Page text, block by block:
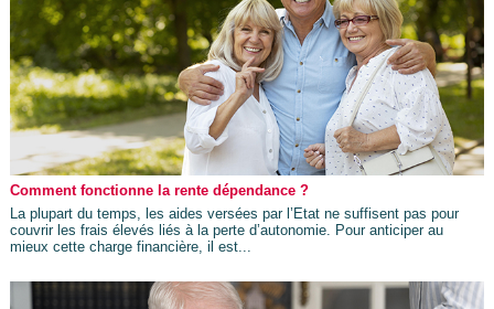
Comment fonctionne la rente dépendance ?
La plupart du temps, les aides versées par l’Etat ne suffisent pas pour
couvrir les frais élevés liés à la perte d’autonomie. Pour anticiper au
mieux cette charge financière, il est...